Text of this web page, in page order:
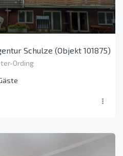
Schulze (Objekt 101875)
Ording